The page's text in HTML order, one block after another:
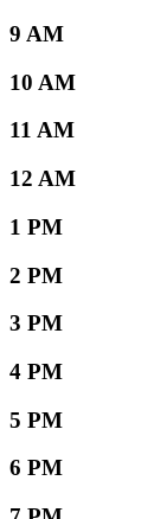
9 AM
10 AM
11 AM
12 AM
1 PM
2 PM
3 PM
4 PM
5 PM
6 PM